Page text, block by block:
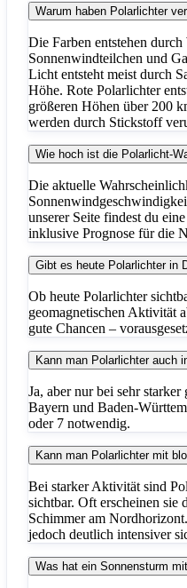
Warum haben Polarlichter
Die Farben entstehen
Sonnenwindteilchen und
Licht entsteht meist durch
Höhe. Rote Polarlichter
größeren Höhen über 200
werden durch Stickstoff
Wie hoch ist die Polarlicht-
Die aktuelle
unserer Seite findest du
inklusive Prognose für die
Gibt es heute Polarlichter in
Ob heute Polarlichter
geomagnetischen Aktivität
gute Chancen –
Kann man Polarlichter auch
Ja, aber nur bei sehr
Bayern und Baden-
oder 7 notwendig.
Kann man Polarlichter mit
Bei starker Aktivität sind
sichtbar. Oft erscheinen sie
Schimmer am
jedoch deutlich intensiver
Was hat ein Sonnensturm